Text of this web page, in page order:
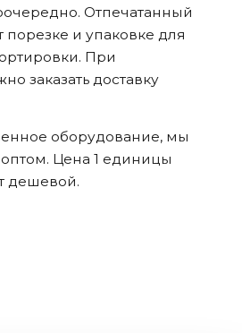
Отпечатанный
и упаковке для
При
заказать доставку
оборудование, мы
Цена 1 единицы
дешевой.